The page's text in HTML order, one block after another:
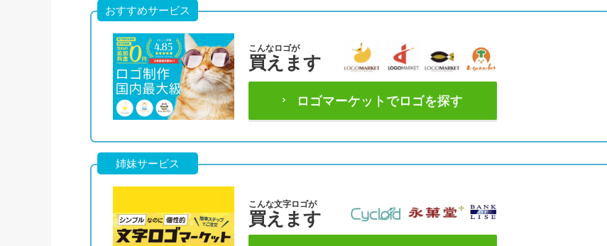
おすすめサービス
ロゴマーケットでロゴを探す
こんなロゴが
買えます
姉妹サービス
こんな文字ロゴが
買えます